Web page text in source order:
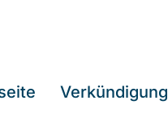
Verkündigung